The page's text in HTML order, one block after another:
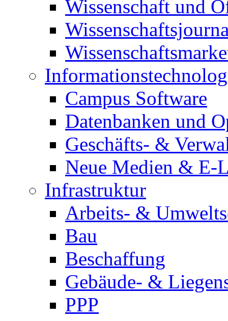
Wissenschaft und
Campus Software
Datenbanken und
Geschäfts- &
Neue Medien & E-
Infrastruktur
Arbeits- &
Bau
Beschaffung
Gebäude- &
PPP